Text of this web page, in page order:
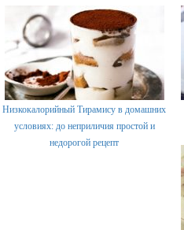
Низкокалорийный Тирамису в домашних
условиях: до неприличия простой и
недорогой рецепт